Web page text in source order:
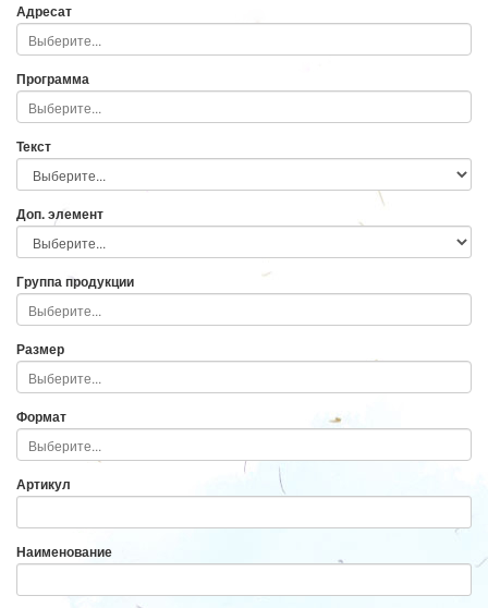
Адресат
Программа
Текст
Доп. элемент
Группа продукции
Размер
Формат
Артикул
Наименование